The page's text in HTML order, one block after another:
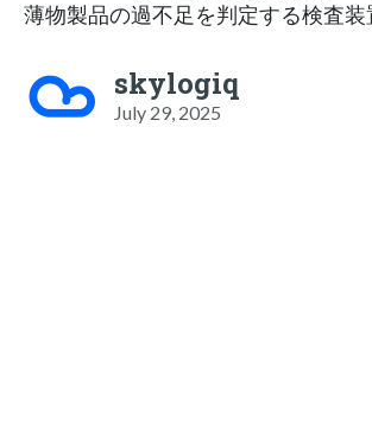
薄物製品の過不足を判定する検査装
skylogiq
July 29, 2025